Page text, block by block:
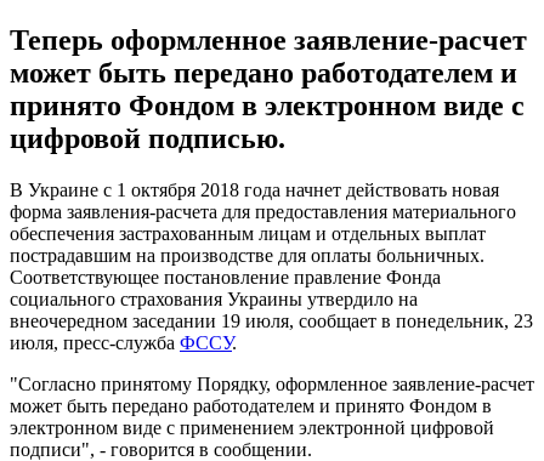
Теперь оформленное заявление-расчет
может быть передано работодателем и
принято Фондом в электронном виде с
цифровой подписью.
В Украине с 1 октября 2018 года начнет действовать новая
форма заявления-расчета для предоставления материального
обеспечения застрахованным лицам и отдельных выплат
пострадавшим на производстве для оплаты больничных.
Соответствующее постановление правление Фонда
социального страхования Украины утвердило на
внеочередном заседании 19 июля, сообщает в понедельник, 23
июля, пресс-служба ФССУ.
"Согласно принятому Порядку, оформленное заявление-расчет
может быть передано работодателем и принято Фондом в
электронном виде с применением электронной цифровой
подписи", - говорится в сообщении.